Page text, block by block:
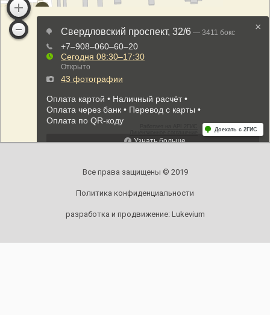
Все права защищены © 2019
Политика конфиденциальности
разработка и продвижение: Lukevium